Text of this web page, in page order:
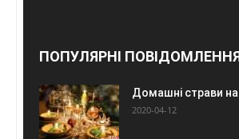
ПОПУЛЯРНІ
Домашні страви на
2020-04-12